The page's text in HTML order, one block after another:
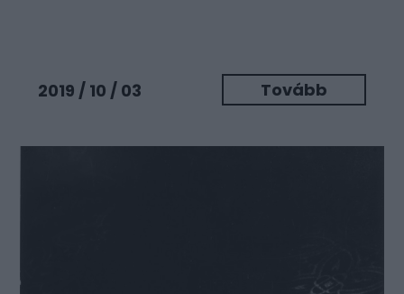
2019 / 10 / 03 Tovább